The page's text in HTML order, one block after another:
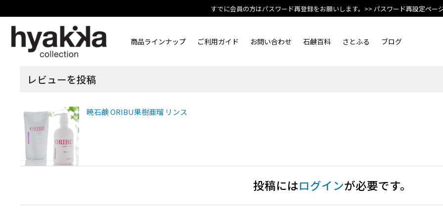
すでに会員の方はパスワード再登録をお願いします。 >> パスワード再設定ペー
商品ラインナップ ご利用ガイド お問い合わせ 石鹸百科 さとふる ブログ
レビューを投稿
暁石鹸 ORIBU果樹亜瑠 リンス
投稿にはログインが必要です。